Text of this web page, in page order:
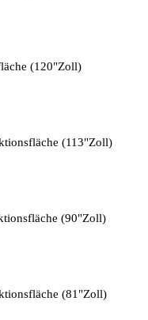
(120"Zoll)
(113"Zoll)
(90"Zoll)
(81"Zoll)